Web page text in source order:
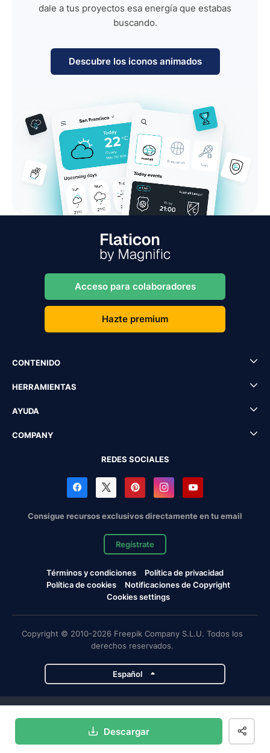
Descargar
dale a tus proyectos esa energía que estabas
buscando.
Descubre los iconos animados
Acceso para colaboradores
Hazte premium
CONTENIDO
HERRAMIENTAS
AYUDA
COMPANY
REDES SOCIALES
Consigue recursos exclusivos directamente en tu email
Regístrate
Términos y condiciones
Política de privacidad
Política de cookies
Notificaciones de Copyright
Cookies settings
Copyright © 2010-2026 Freepik Company S.L.U. Todos los
derechos reservados.
Español
Magnific Flaticon